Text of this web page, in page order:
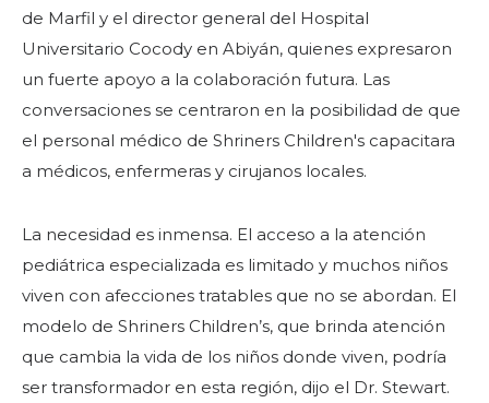
de Marfil y el director general del Hospital
Universitario Cocody en Abiyán, quienes expresaron
un fuerte apoyo a la colaboración futura. Las
conversaciones se centraron en la posibilidad de que
el personal médico de Shriners Children's capacitara
a médicos, enfermeras y cirujanos locales.
La necesidad es inmensa. El acceso a la atención
pediátrica especializada es limitado y muchos niños
viven con afecciones tratables que no se abordan. El
modelo de Shriners Children’s, que brinda atención
que cambia la vida de los niños donde viven, podría
ser transformador en esta región, dijo el Dr. Stewart.